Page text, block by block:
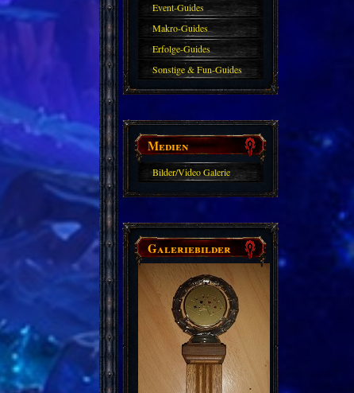
Event-Guides
Makro-Guides
Erfolge-Guides
Sonstige & Fun-Guides
Medien
Bilder/Video Galerie
Galeriebilder